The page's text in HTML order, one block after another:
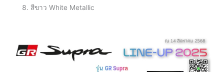
สีขาว White Metallic